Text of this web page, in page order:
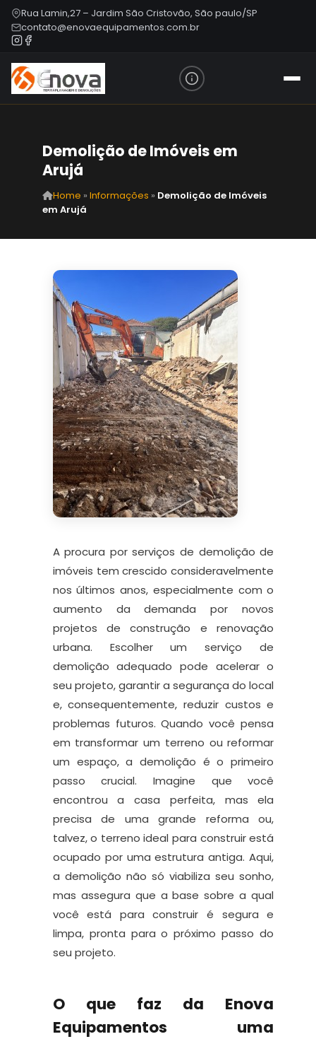
Rua Lamin,27 – Jardim São Cristovão, São paulo/SP
contato@enovaequipamentos.com.br
Demolição de Imóveis em
Arujá
Home » Informações » Demolição de Imóveis
em Arujá
A procura por serviços de demolição de
imóveis tem crescido consideravelmente
nos últimos anos, especialmente com o
aumento da demanda por novos
projetos de construção e renovação
urbana. Escolher um serviço de
demolição adequado pode acelerar o
seu projeto, garantir a segurança do local
e, consequentemente, reduzir custos e
problemas futuros. Quando você pensa
em transformar um terreno ou reformar
um espaço, a demolição é o primeiro
passo crucial. Imagine que você
encontrou a casa perfeita, mas ela
precisa de uma grande reforma ou,
talvez, o terreno ideal para construir está
ocupado por uma estrutura antiga. Aqui,
a demolição não só viabiliza seu sonho,
mas assegura que a base sobre a qual
você está para construir é segura e
limpa, pronta para o próximo passo do
seu projeto.
O que faz da Enova
Equipamentos uma